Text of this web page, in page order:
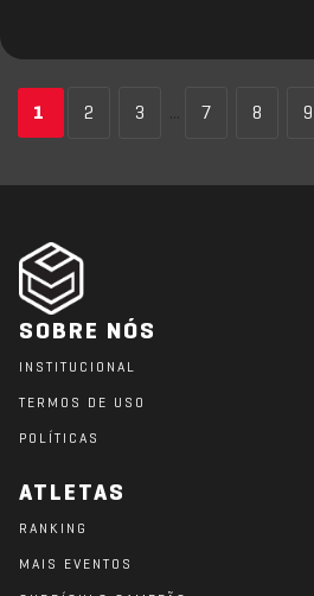
1 2 3 ... 7 8 9
SOBRE NÓS
INSTITUCIONAL
TERMOS DE USO
POLÍTICAS
ATLETAS
RANKING
MAIS EVENTOS